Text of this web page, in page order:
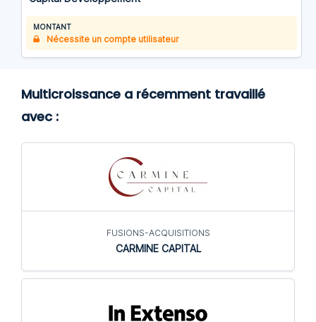
MONTANT
Nécessite un compte utilisateur
Multicroissance a récemment travaillé
avec :
FUSIONS-ACQUISITIONS
CARMINE CAPITAL